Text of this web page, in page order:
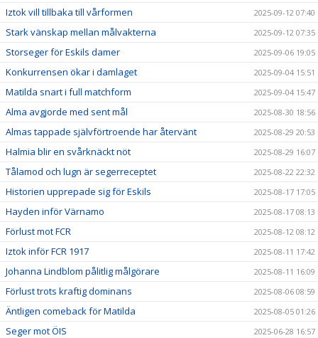
Iztok vill tillbaka till vårformen 2025-09-12 07:40
Stark vänskap mellan målvakterna 2025-09-12 07:35
Storseger för Eskils damer 2025-09-06 19:05
Konkurrensen ökar i damlaget 2025-09-04 15:51
Matilda snart i full matchform 2025-09-04 15:47
Alma avgjorde med sent mål 2025-08-30 18:56
Almas tappade självförtroende har återvänt 2025-08-29 20:53
Halmia blir en svårknäckt nöt 2025-08-29 16:07
Tålamod och lugn är segerreceptet 2025-08-22 22:32
Historien upprepade sig för Eskils 2025-08-17 17:05
Hayden inför Värnamo 2025-08-17 08:13
Förlust mot FCR 2025-08-12 08:12
Iztok inför FCR 1917 2025-08-11 17:42
Johanna Lindblom pålitlig målgörare 2025-08-11 16:09
Förlust trots kraftig dominans 2025-08-06 08:59
Äntligen comeback för Matilda 2025-08-05 01:26
Seger mot ÖIS 2025-06-28 16:57